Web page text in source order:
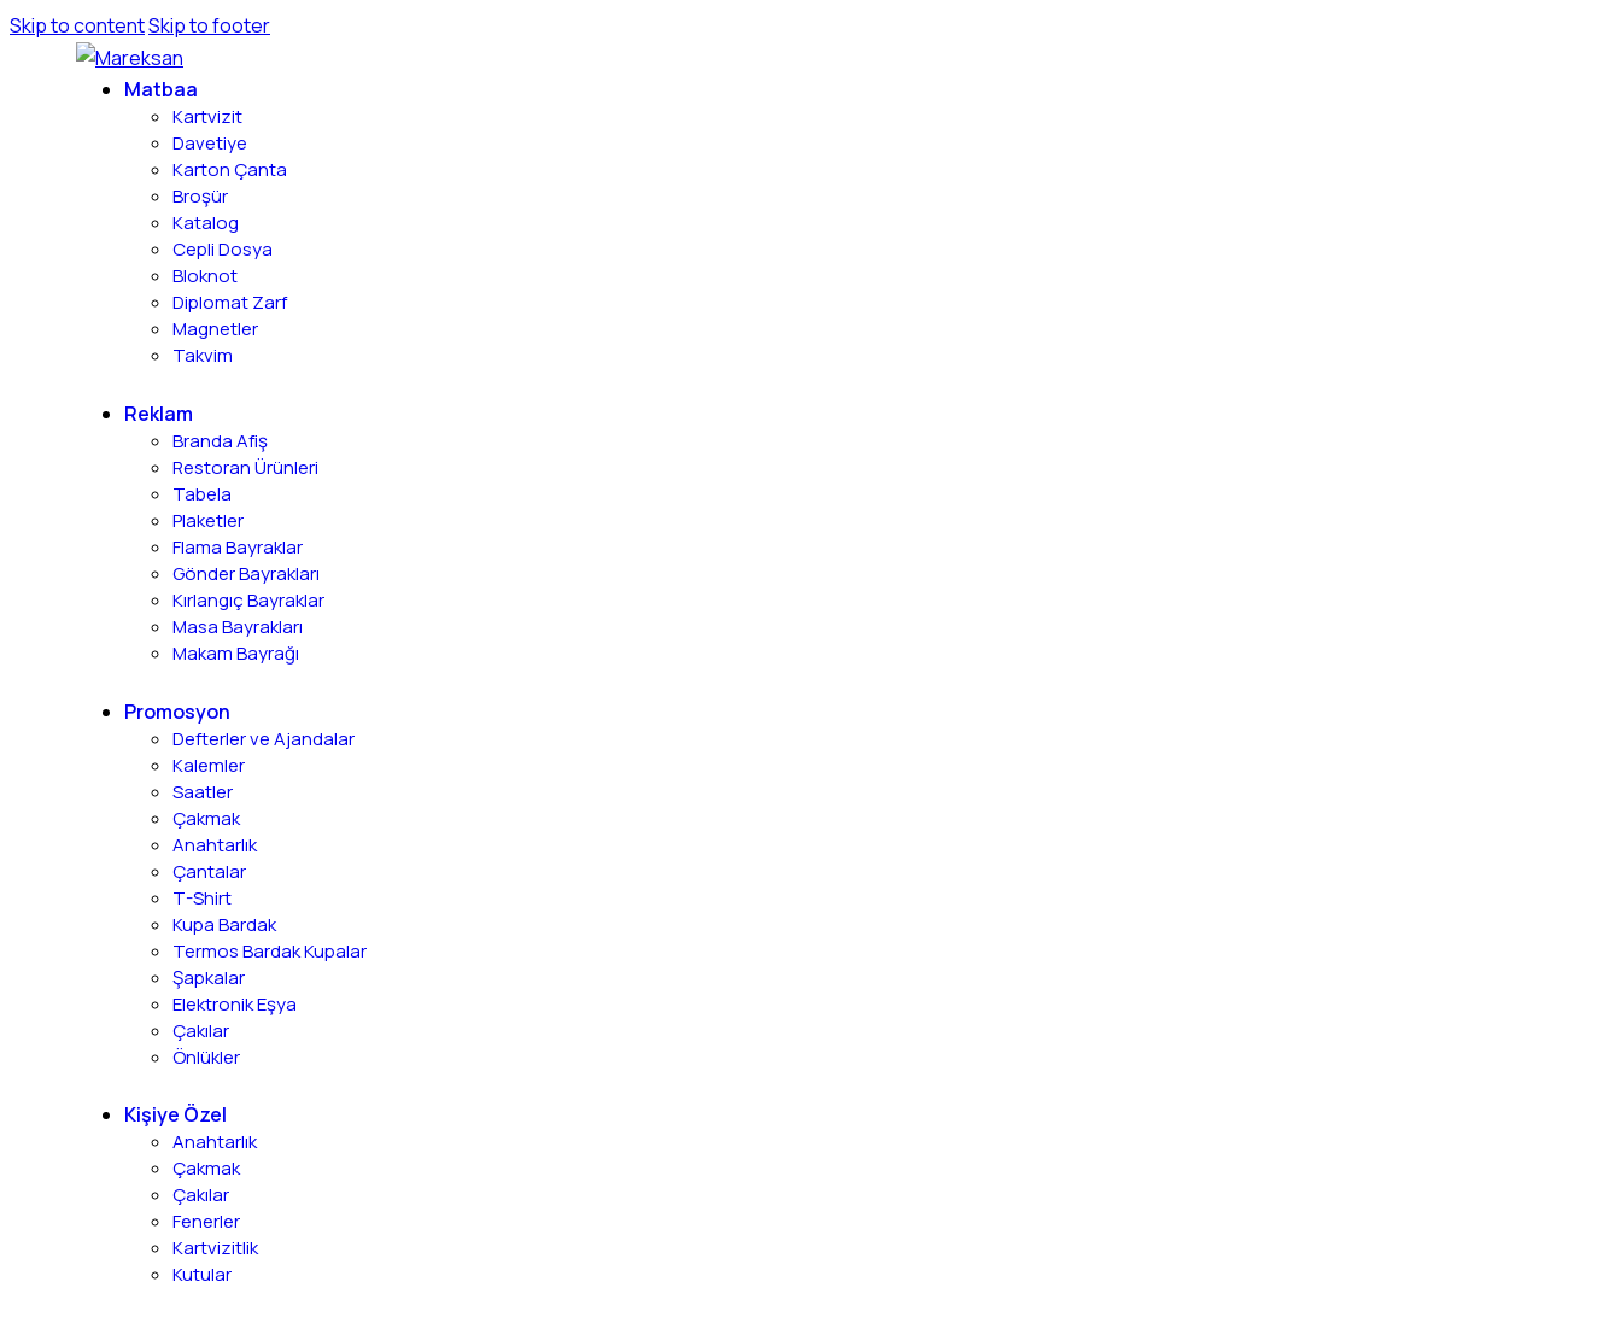
Skip to contentSkip to footer
Matbaa
Kartvizit
Davetiye
Karton Çanta
Broşür
Katalog
Cepli Dosya
Bloknot
Diplomat Zarf
Magnetler
Takvim
Reklam
Branda Afiş
Restoran Ürünleri
Tabela
Plaketler
Flama Bayraklar
Gönder Bayrakları
Kırlangıç Bayraklar
Masa Bayrakları
Makam Bayrağı
Promosyon
Defterler ve Ajandalar
Kalemler
Saatler
Çakmak
Anahtarlık
Çantalar
T-Shirt
Kupa Bardak
Termos Bardak Kupalar
Şapkalar
Elektronik Eşya
Çakılar
Önlükler
Kişiye Özel
Anahtarlık
Çakmak
Çakılar
Fenerler
Kartvizitlik
Kutular